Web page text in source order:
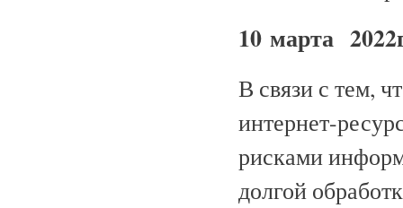
10 марта
В связи с тем,
интернет-
рисками
долгой